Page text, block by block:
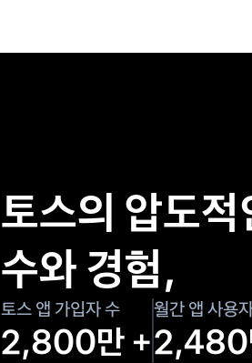
토스의 압도
수와 경험,
토스 앱 가입자 수
2,800만 +
월간 앱 사용
2,480